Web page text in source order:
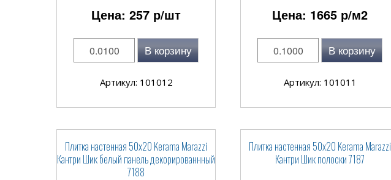
Цена: 257 р/шт
В корзину
Артикул: 101012
Цена: 1665 р/м2
В корзину
Артикул: 101011
Плитка настенная 50x20 Kerama Marazzi
Кантри Шик белый панель декорированнный
7188
Плитка настенная 50x20 Kerama Marazzi
Кантри Шик полоски 7187